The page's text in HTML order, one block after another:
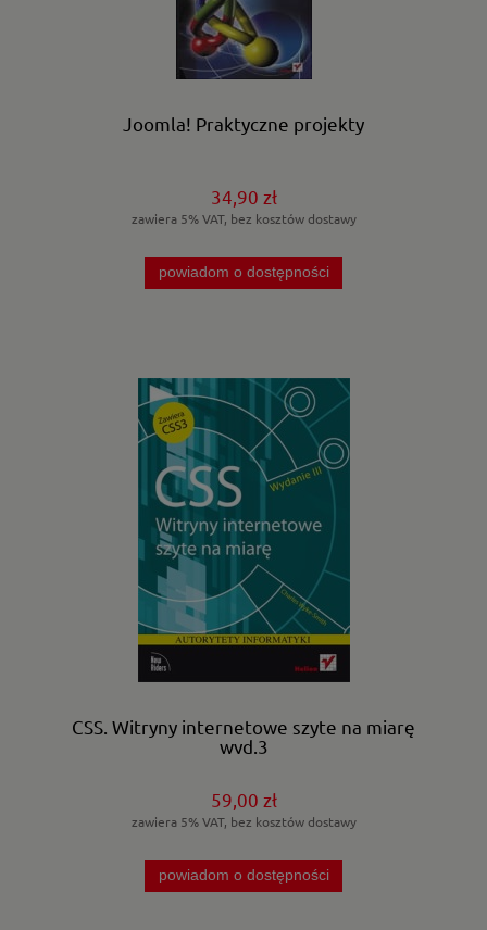
Joomla! Praktyczne projekty
34,90 zł
zawiera 5% VAT, bez kosztów dostawy
powiadom o dostępności
CSS. Witryny internetowe szyte na miarę
wyd.3
59,00 zł
zawiera 5% VAT, bez kosztów dostawy
powiadom o dostępności